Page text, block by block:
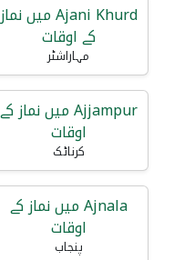
Ajani Khurd میں نماز
کے اوقات
مہاراشٹر
Ajjampur میں نماز کے
اوقات
کرناٹک
Ajnala میں نماز کے
اوقات
پنجاب